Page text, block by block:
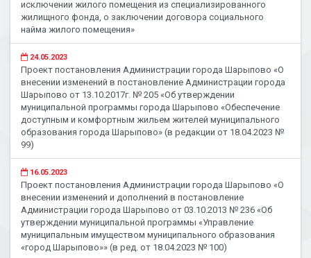
исключении жилого помещения из специализированного
жилищного фонда, о заключении договора социального
найма жилого помещения»
24.05.2023
Проект постановления Администрации города Шарыпово «О
внесении изменений в постановление Администрации города
Шарыпово от 13.10.2017г. № 205 «Об утверждении
муниципальной программы города Шарыпово «Обеспечение
доступным и комфортным жильем жителей муниципального
образования города Шарыпово» (в редакции от 18.04.2023 №
99)
16.05.2023
Проект постановления Администрации города Шарыпово «О
внесении изменений и дополнений в постановление
Администрации города Шарыпово от 03.10.2013 № 236 «Об
утверждении муниципальной программы «Управление
муниципальным имуществом муниципального образования
«город Шарыпово»» (в ред. от 18.04.2023 № 100)